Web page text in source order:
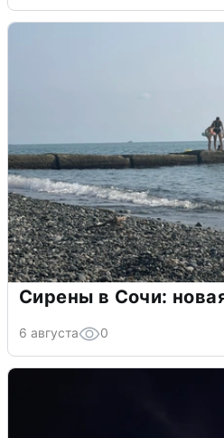
Сирены в Сочи:
6 августа 0